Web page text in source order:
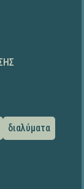
διαλύματα